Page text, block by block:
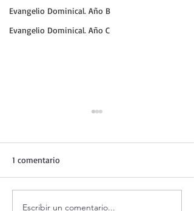
Evangelio Dominical. Año B
Evangelio Dominical. Año C
1 comentario
Escribir un comentario...